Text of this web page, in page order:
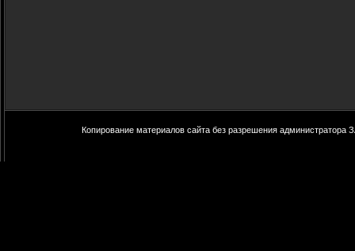
Копирование материалов сайта без разрешения